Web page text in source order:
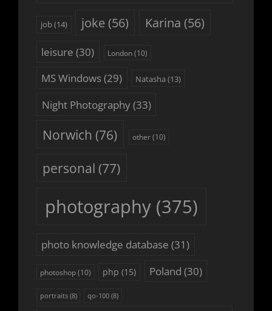
job(14) joke (56) Karina (56)
leisure (30) London(10)
MS Windows(29) Natasha (13)
Night Photography(33)
Norwich (76) other(10)
personal (77)
photography(375)
photo knowledge database (31)
photoshop (10) php (15) Poland (30)
portraits(8) qo-100(8)